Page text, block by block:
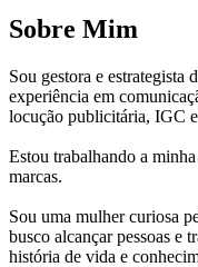
Sobre Mim
Sou gestora e estrategista
experiência em
locução publicitária, IGC
Estou trabalhando a
marcas.
Sou uma mulher curiosa
busco alcançar pessoas e
história de vida e